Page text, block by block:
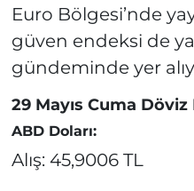
Euro Bölgesi’nde
güven endeksi de
gündeminde yer
29 Mayıs Cuma Döviz
ABD Doları:
Alış: 45,9006 TL